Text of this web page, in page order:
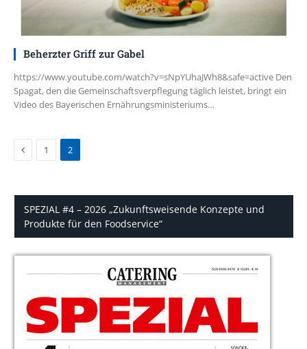
Beherzter Griff zur Gabel
https://www.youtube.com/watch?v=sNpYUhaJWh8&safe=active Den
Spagat, den die Gemeinschaftsverpflegung täglich leistet, bringt ein
Video des Bayerischen Ernährungsministeriums…
Previous
1 2
SPEZIAL #4 – 2026 „Zukunftsweisende Konzepte und
Produkte für den Foodservice“